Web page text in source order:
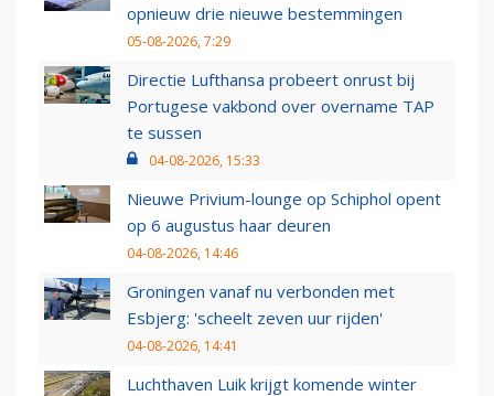
opnieuw drie nieuwe bestemmingen
05-08-2026, 7:29
Directie Lufthansa probeert onrust bij
Portugese vakbond over overname TAP
te sussen
04-08-2026, 15:33
Nieuwe Privium-lounge op Schiphol opent
op 6 augustus haar deuren
04-08-2026, 14:46
Groningen vanaf nu verbonden met
Esbjerg: 'scheelt zeven uur rijden'
04-08-2026, 14:41
Luchthaven Luik krijgt komende winter